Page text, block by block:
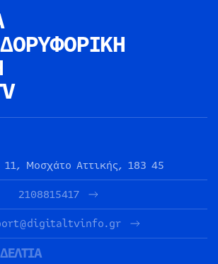
ΔΟΡΥΦΟΡΙΚΗ
Μοσχάτο Αττικής, 183 45
2108815417